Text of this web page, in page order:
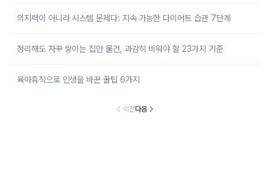
의지력이 아니라 시스템 문제다: 지속 가능한 다이어트 습관 7단계
정리해도 자꾸 쌓이는 집안 물건, 과감히 비워야 할 23가지 기준
육아휴직으로 인생을 바꾼 꿀팁 6가지
이전다음